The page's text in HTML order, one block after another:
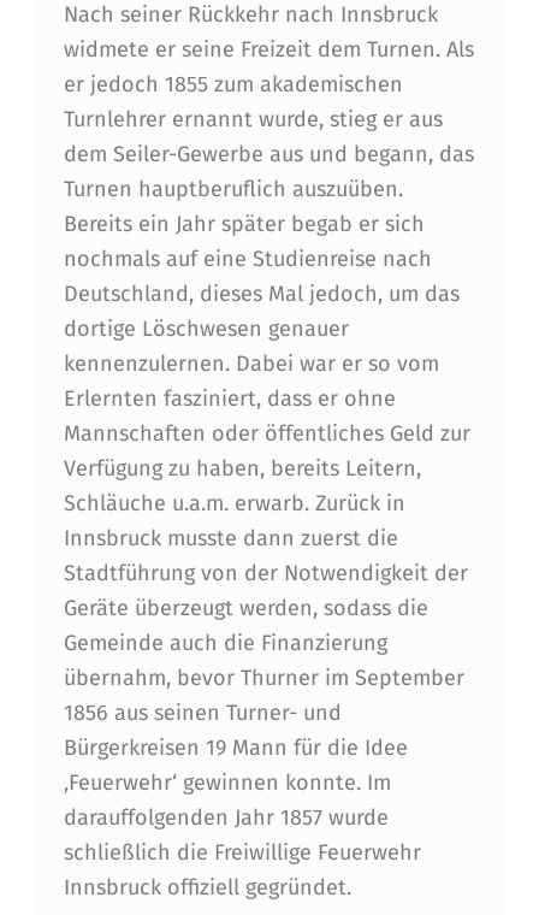
Nach seiner Rückkehr nach Innsbruck
widmete er seine Freizeit dem Turnen. Als
er jedoch 1855 zum akademischen
Turnlehrer ernannt wurde, stieg er aus
dem Seiler-Gewerbe aus und begann, das
Turnen hauptberuflich auszuüben.
Bereits ein Jahr später begab er sich
nochmals auf eine Studienreise nach
Deutschland, dieses Mal jedoch, um das
dortige Löschwesen genauer
kennenzulernen. Dabei war er so vom
Erlernten fasziniert, dass er ohne
Mannschaften oder öffentliches Geld zur
Verfügung zu haben, bereits Leitern,
Schläuche u.a.m. erwarb. Zurück in
Innsbruck musste dann zuerst die
Stadtführung von der Notwendigkeit der
Geräte überzeugt werden, sodass die
Gemeinde auch die Finanzierung
übernahm, bevor Thurner im September
1856 aus seinen Turner- und
Bürgerkreisen 19 Mann für die Idee
‚Feuerwehr‘ gewinnen konnte. Im
darauffolgenden Jahr 1857 wurde
schließlich die Freiwillige Feuerwehr
Innsbruck offiziell gegründet.